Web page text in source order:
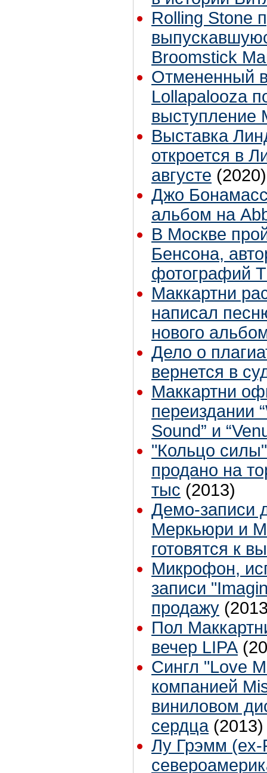
Rolling Stone
Broomstick
Отмененный
Lollapalooza
выступление
Выставка
откроется в
августе (2020)
Джо
альбом на
В Москве
Бенсона,
фотографий
Маккартни
написал
нового
Дело о
вернется в
Маккартни
переиздании
Sound” и
"Кольцо
продано на
тыс (2013)
Демо-записи
Меркьюри и
готовятся к
Микрофон,
записи
продажу
Пол
вечер LIPA
Сингл "Love
компанией
виниловом
сердца (2013)
Лу Грэмм (ex-